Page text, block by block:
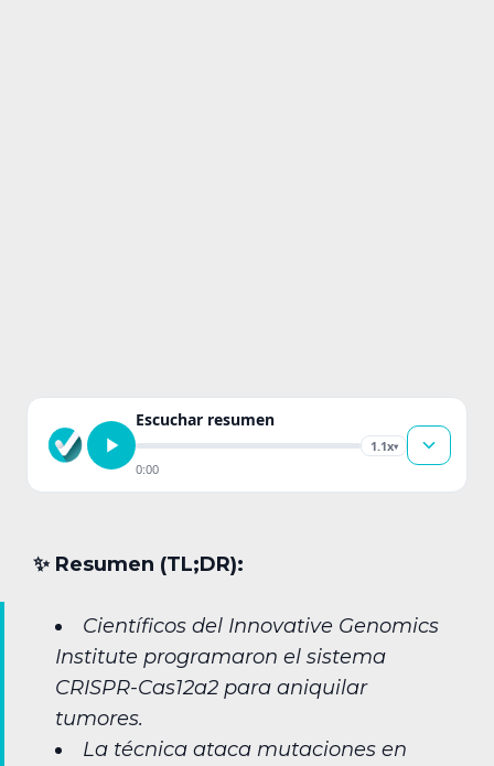
Escuchar resumen
1.1x▾
0:00
✨︎ Resumen (TL;DR):
Científicos del Innovative Genomics
Institute programaron el sistema
CRISPR-Cas12a2 para aniquilar
tumores.
La técnica ataca mutaciones en